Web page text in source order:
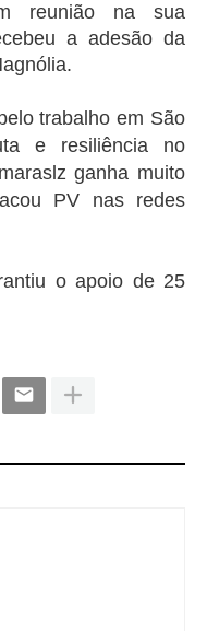
reunião na sua
a adesão da
trabalho em São
e resiliência no
ganha muito
PV nas redes
o apoio de 25